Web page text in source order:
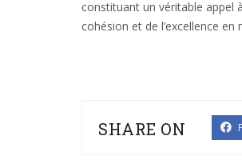
constituant un véritable appel
cohésion et de l’excellence en
SHARE ON